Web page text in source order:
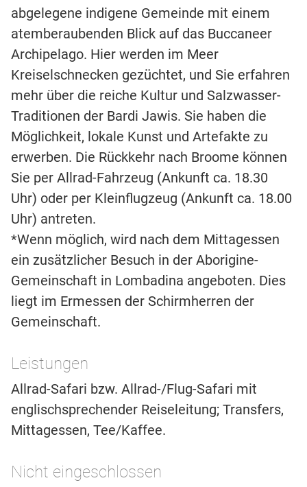
abgelegene indigene Gemeinde mit einem
atemberaubenden Blick auf das Buccaneer
Archipelago. Hier werden im Meer
Kreiselschnecken gezüchtet, und Sie erfahren
mehr über die reiche Kultur und Salzwasser-
Traditionen der Bardi Jawis. Sie haben die
Möglichkeit, lokale Kunst und Artefakte zu
erwerben. Die Rückkehr nach Broome können
Sie per Allrad-Fahrzeug (Ankunft ca. 18.30
Uhr) oder per Kleinflugzeug (Ankunft ca. 18.00
Uhr) antreten.
*Wenn möglich, wird nach dem Mittagessen
ein zusätzlicher Besuch in der Aborigine-
Gemeinschaft in Lombadina angeboten. Dies
liegt im Ermessen der Schirmherren der
Gemeinschaft.
Leistungen
Allrad-Safari bzw. Allrad-/Flug-Safari mit
englischsprechender Reiseleitung; Transfers,
Mittagessen, Tee/Kaffee.
Nicht eingeschlossen